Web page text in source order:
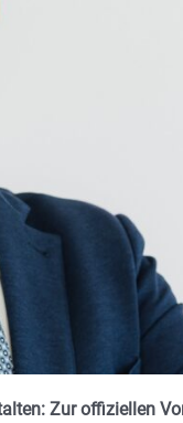
Zur offiziellen